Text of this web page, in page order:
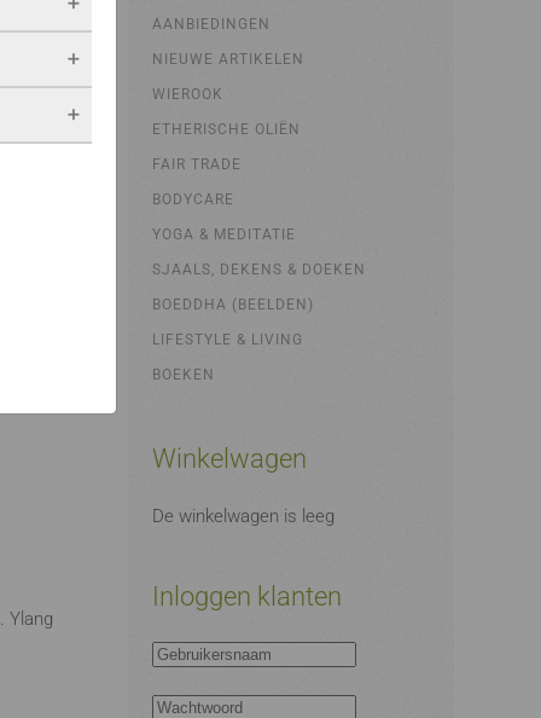
Ylang
AANBIEDINGEN
NIEUWE ARTIKELEN
WIEROOK
ETHERISCHE OLIËN
FAIR TRADE
BODYCARE
YOGA & MEDITATIE
SJAALS, DEKENS & DOEKEN
BOEDDHA (BEELDEN)
LIFESTYLE & LIVING
BOEKEN
Winkelwagen
De winkelwagen is leeg
Inloggen klanten
als jij
blijven
Als je
van